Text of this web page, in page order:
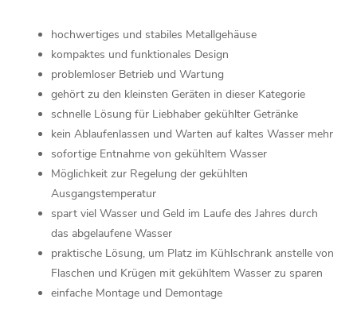
hochwertiges und stabiles Metallgehäuse
kompaktes und funktionales Design
problemloser Betrieb und Wartung
gehört zu den kleinsten Geräten in dieser Kategorie
schnelle Lösung für Liebhaber gekühlter Getränke
kein Ablaufenlassen und Warten auf kaltes Wasser mehr
sofortige Entnahme von gekühltem Wasser
Möglichkeit zur Regelung der gekühlten
Ausgangstemperatur
spart viel Wasser und Geld im Laufe des Jahres durch
das abgelaufene Wasser
praktische Lösung, um Platz im Kühlschrank anstelle von
Flaschen und Krügen mit gekühltem Wasser zu sparen
einfache Montage und Demontage